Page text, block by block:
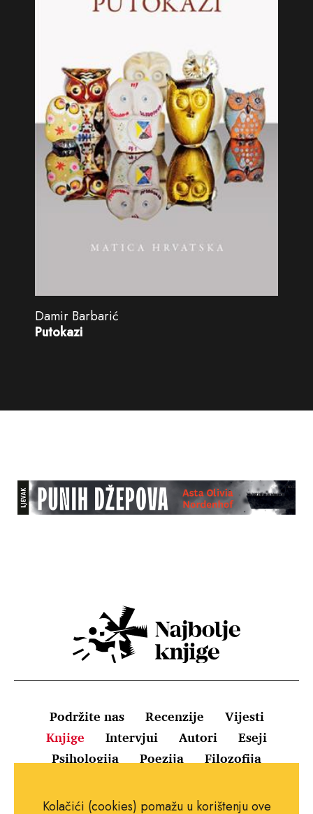
Damir Barbarić
Putokazi
Podržite nas Recenzije
Vijesti
Knjige
Intervjui Autori
Eseji
Psihologija
Poezija Filozofija
Uvjeti korištenja
Pravila o kolačićima
Kolačići (cookies) pomažu u korištenju ove